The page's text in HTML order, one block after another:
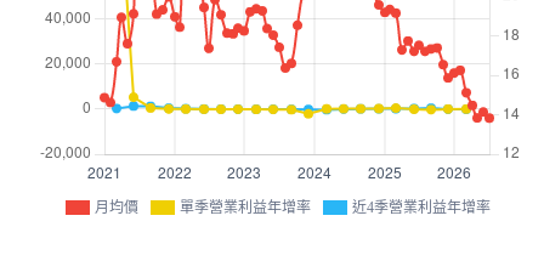
月均價 單季營業利益年增率 近4季營業利益年增率